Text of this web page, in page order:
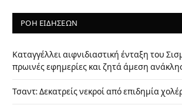
ΡΟΗ ΕΙΔΗΣΕΩΝ
Καταγγέλλει αιφνιδιαστική ένταξη του
πρωινές εφημερίες και ζητά άμεση
Τσαντ: Δεκατρείς νεκροί από επιδημία